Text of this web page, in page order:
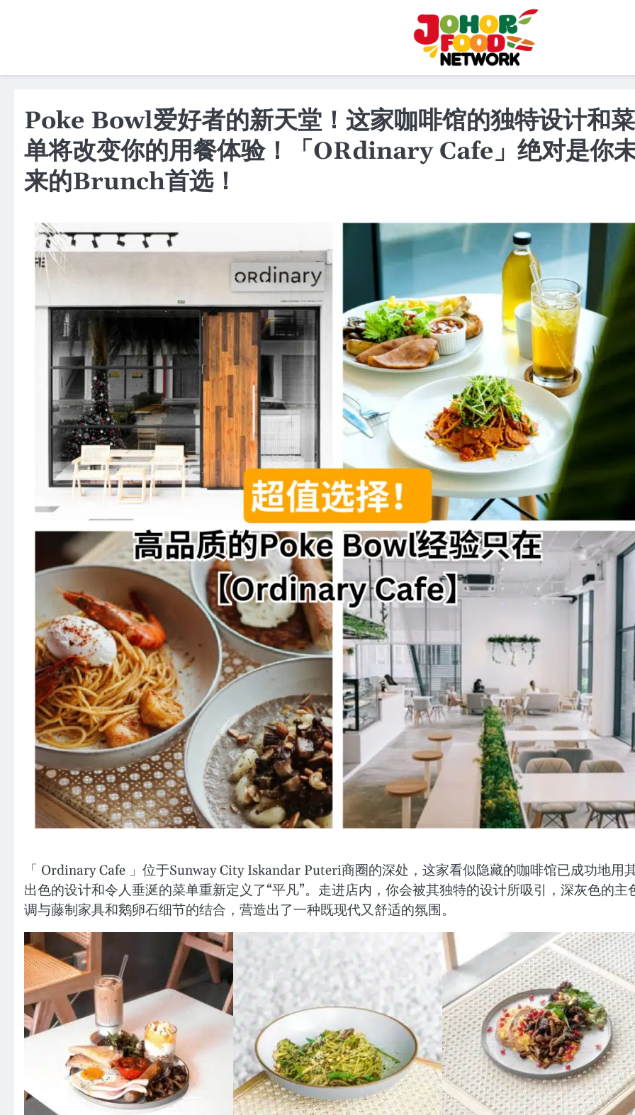
Poke Bowl爱好者的新天堂！这家咖啡馆的独特设计和菜
单将改变你的用餐体验！「ORdinary Cafe」绝对是你
来的Brunch首选！
「 Ordinary Cafe 」位于Sunway City Iskandar Puteri商圈的深处，这家看似隐藏的咖啡馆已成功地用
出色的设计和令人垂涎的菜单重新定义了“平凡”。走进店内，你会被其独特的设计所吸引，深灰色的主
调与藤制家具和鹅卵石细节的结合，营造出了一种既现代又舒适的氛围。